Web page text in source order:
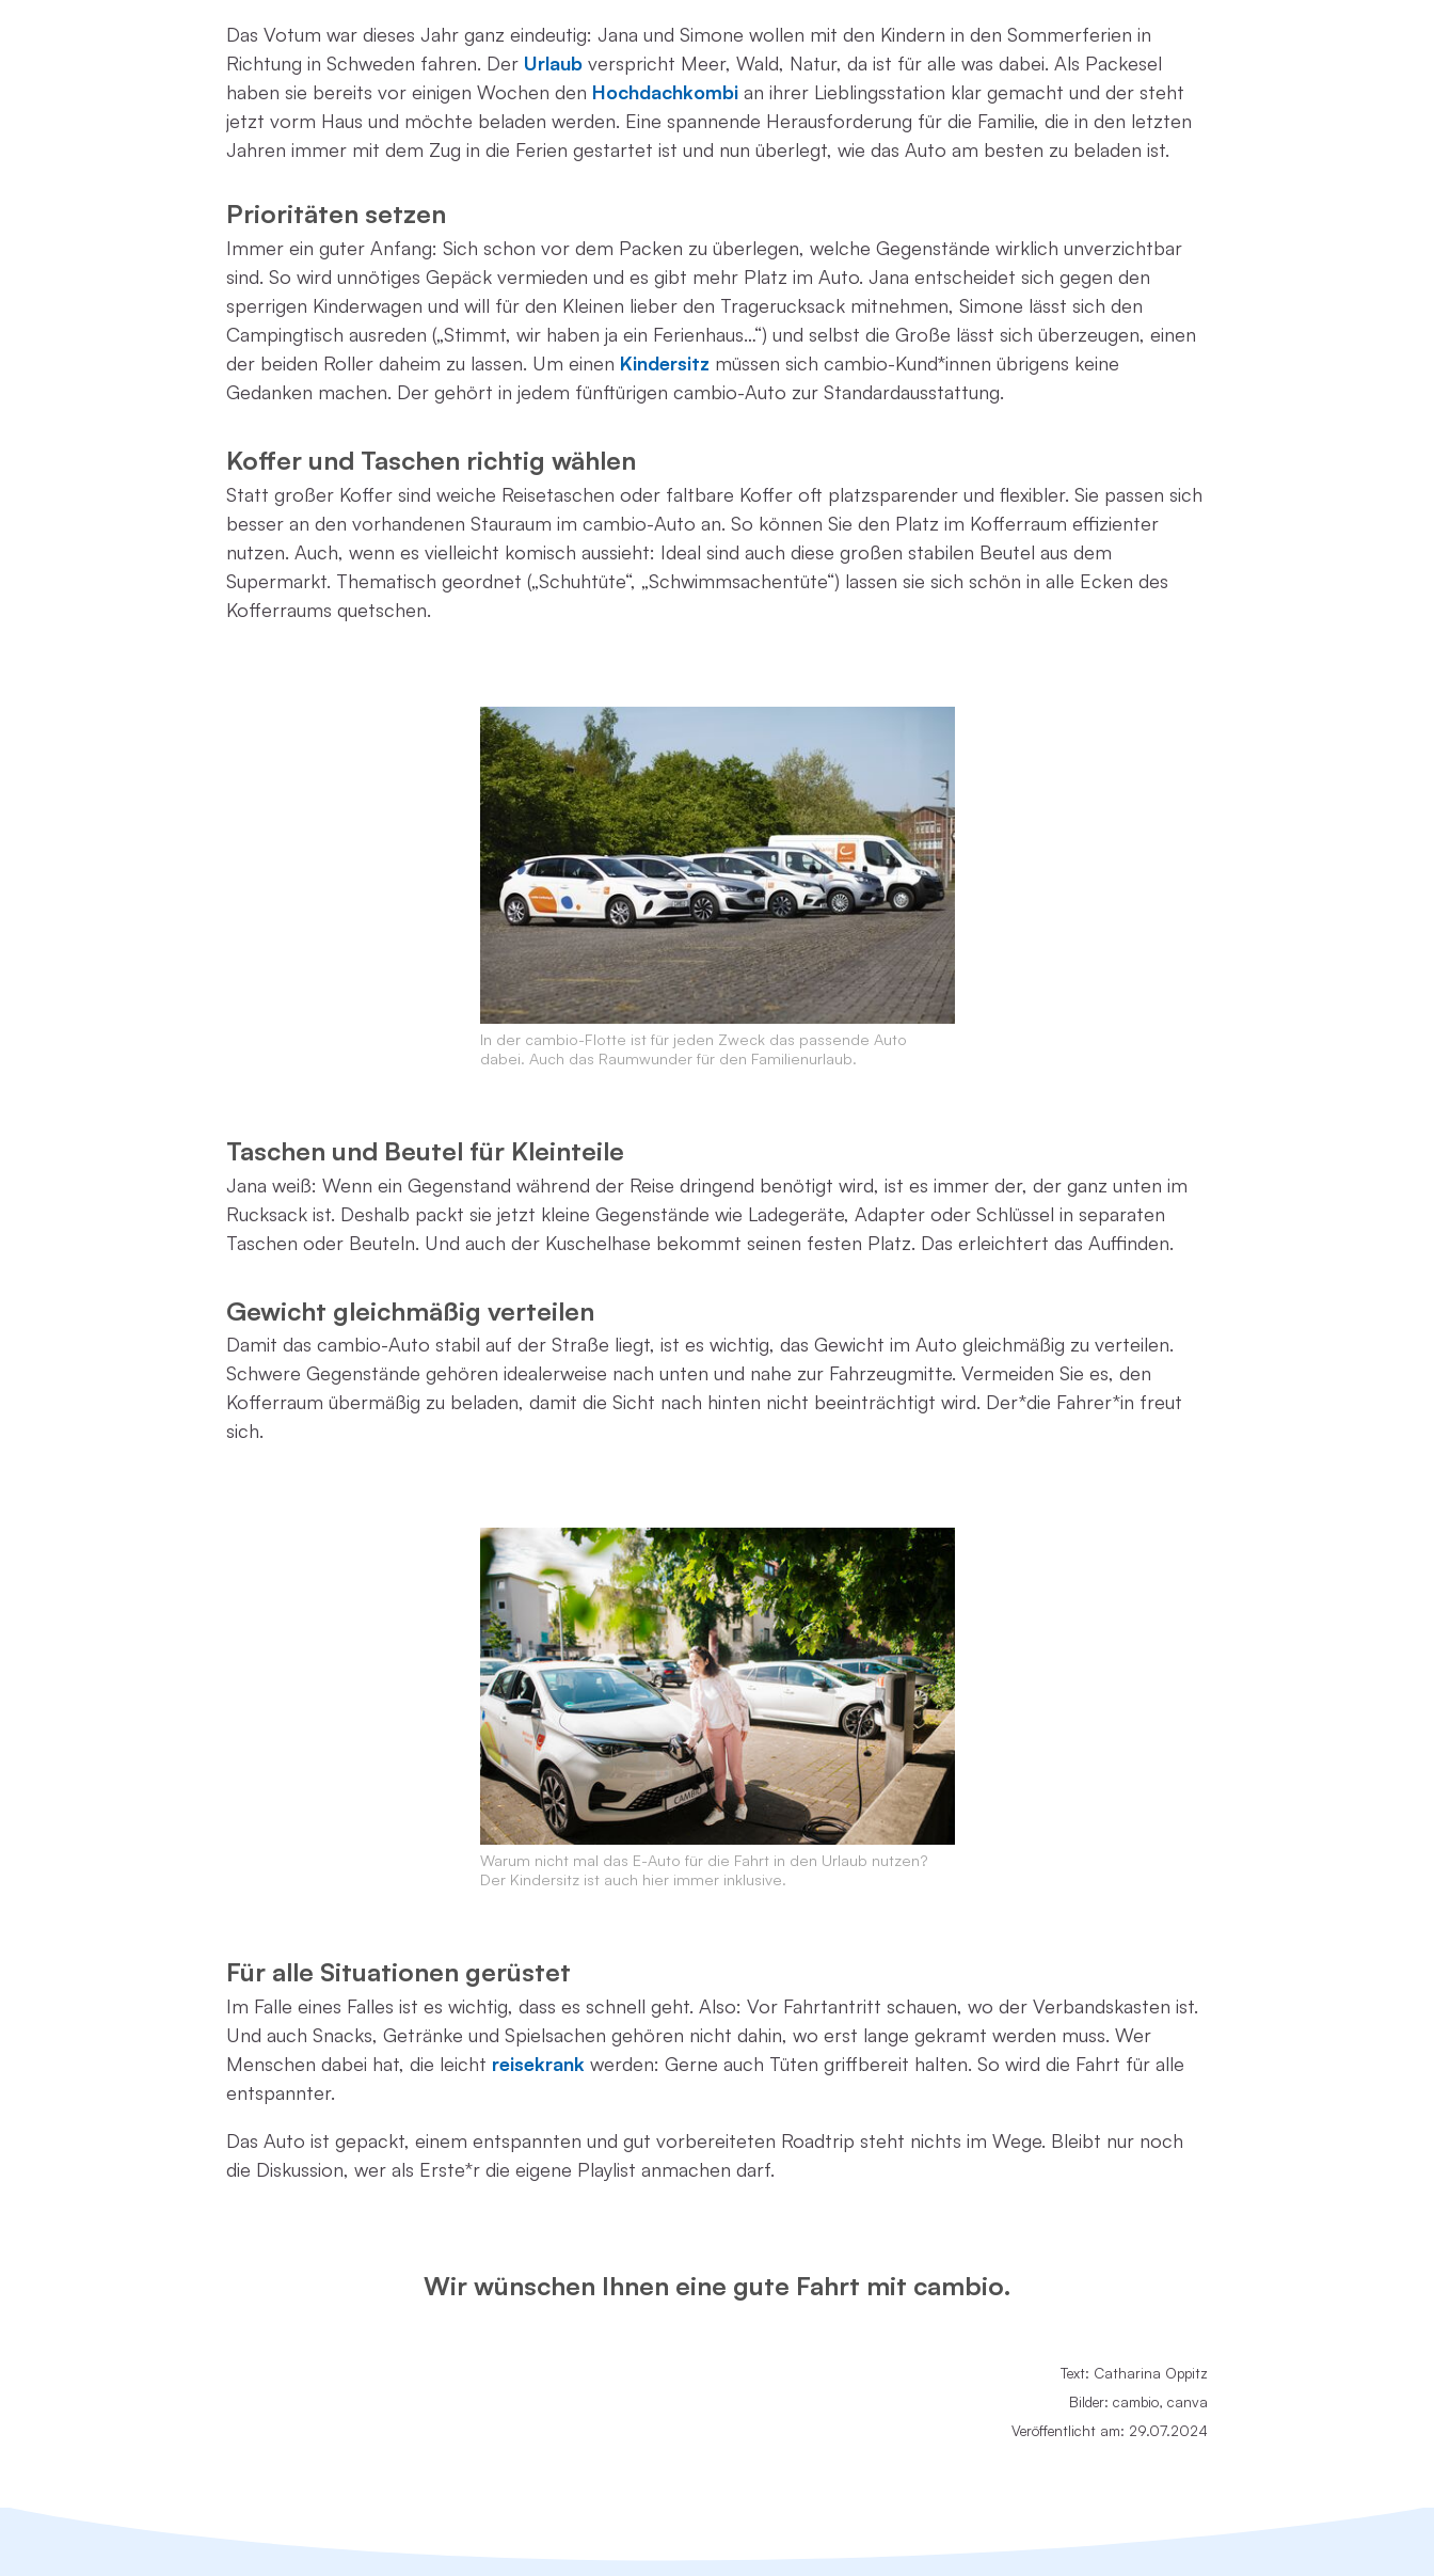
Das Votum war dieses Jahr ganz eindeutig: Jana und Simone wollen mit den Kindern in den Sommerferien in
Richtung in Schweden fahren. Der Urlaub verspricht Meer, Wald, Natur, da ist für alle was dabei. Als Packesel
haben sie bereits vor einigen Wochen den Hochdachkombi an ihrer Lieblingsstation klar gemacht und der steht
jetzt vorm Haus und möchte beladen werden. Eine spannende Herausforderung für die Familie, die in den letzten
Jahren immer mit dem Zug in die Ferien gestartet ist und nun überlegt, wie das Auto am besten zu beladen ist.
Prioritäten setzen
Immer ein guter Anfang: Sich schon vor dem Packen zu überlegen, welche Gegenstände wirklich unverzichtbar
sind. So wird unnötiges Gepäck vermieden und es gibt mehr Platz im Auto. Jana entscheidet sich gegen den
sperrigen Kinderwagen und will für den Kleinen lieber den Tragerucksack mitnehmen, Simone lässt sich den
Campingtisch ausreden („Stimmt, wir haben ja ein Ferienhaus…“) und selbst die Große lässt sich überzeugen, einen
der beiden Roller daheim zu lassen. Um einen Kindersitz müssen sich cambio-Kund*innen übrigens keine
Gedanken machen. Der gehört in jedem fünftürigen cambio-Auto zur Standardausstattung.
Koffer und Taschen richtig wählen
Statt großer Koffer sind weiche Reisetaschen oder faltbare Koffer oft platzsparender und flexibler. Sie passen sich
besser an den vorhandenen Stauraum im cambio-Auto an. So können Sie den Platz im Kofferraum effizienter
nutzen. Auch, wenn es vielleicht komisch aussieht: Ideal sind auch diese großen stabilen Beutel aus dem
Supermarkt. Thematisch geordnet („Schuhtüte“, „Schwimmsachentüte“) lassen sie sich schön in alle Ecken des
Kofferraums quetschen.
In der cambio-Flotte ist für jeden Zweck das passende Auto
dabei. Auch das Raumwunder für den Familienurlaub.
Taschen und Beutel für Kleinteile
Jana weiß: Wenn ein Gegenstand während der Reise dringend benötigt wird, ist es immer der, der ganz unten im
Rucksack ist. Deshalb packt sie jetzt kleine Gegenstände wie Ladegeräte, Adapter oder Schlüssel in separaten
Taschen oder Beuteln. Und auch der Kuschelhase bekommt seinen festen Platz. Das erleichtert das Auffinden.
Gewicht gleichmäßig verteilen
Damit das cambio-Auto stabil auf der Straße liegt, ist es wichtig, das Gewicht im Auto gleichmäßig zu verteilen.
Schwere Gegenstände gehören idealerweise nach unten und nahe zur Fahrzeugmitte. Vermeiden Sie es, den
Kofferraum übermäßig zu beladen, damit die Sicht nach hinten nicht beeinträchtigt wird. Der*die Fahrer*in freut
sich.
Warum nicht mal das E-Auto für die Fahrt in den Urlaub nutzen?
Der Kindersitz ist auch hier immer inklusive.
Für alle Situationen gerüstet
Im Falle eines Falles ist es wichtig, dass es schnell geht. Also: Vor Fahrtantritt schauen, wo der Verbandskasten ist.
Und auch Snacks, Getränke und Spielsachen gehören nicht dahin, wo erst lange gekramt werden muss. Wer
Menschen dabei hat, die leicht reisekrank werden: Gerne auch Tüten griffbereit halten. So wird die Fahrt für alle
entspannter.
Das Auto ist gepackt, einem entspannten und gut vorbereiteten Roadtrip steht nichts im Wege. Bleibt nur noch
die Diskussion, wer als Erste*r die eigene Playlist anmachen darf.
Wir wünschen Ihnen eine gute Fahrt mit cambio.
Text: Catharina Oppitz
Bilder: cambio, canva
Veröffentlicht am: 29.07.2024